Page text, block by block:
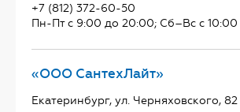
+7 (812) 372-60-50
Пн-Пт с 9:00 до 20:00; Сб–Вс с
«ООО СантехЛайт»
Екатеринбург, ул. Черняховского, 82